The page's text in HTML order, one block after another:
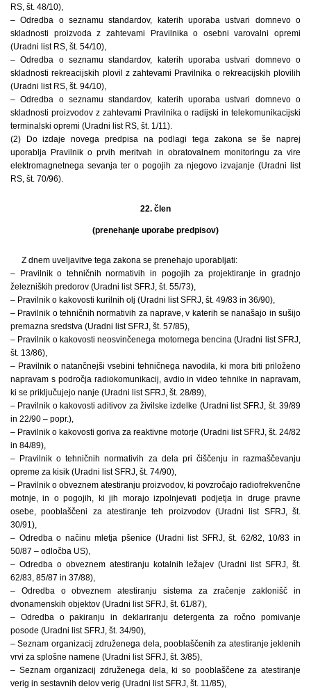
RS, št. 48/10),
– Odredba o seznamu standardov, katerih uporaba ustvari domnevo o
skladnosti proizvoda z zahtevami Pravilnika o osebni varovalni opremi
(Uradni list RS, št. 54/10),
– Odredba o seznamu standardov, katerih uporaba ustvari domnevo o
skladnosti rekreacijskih plovil z zahtevami Pravilnika o rekreacijskih plovilih
(Uradni list RS, št. 94/10),
– Odredba o seznamu standardov, katerih uporaba ustvari domnevo o
skladnosti proizvodov z zahtevami Pravilnika o radijski in telekomunikacijski
terminalski opremi (Uradni list RS, št. 1/11).
(2) Do izdaje novega predpisa na podlagi tega zakona se še naprej
uporablja Pravilnik o prvih meritvah in obratovalnem monitoringu za vire
elektromagnetnega sevanja ter o pogojih za njegovo izvajanje (Uradni list
RS, št. 70/96).
22. člen
(prenehanje uporabe predpisov)
Z dnem uveljavitve tega zakona se prenehajo uporabljati:
– Pravilnik o tehničnih normativih in pogojih za projektiranje in gradnjo
železniških predorov (Uradni list SFRJ, št. 55/73),
– Pravilnik o kakovosti kurilnih olj (Uradni list SFRJ, št. 49/83 in 36/90),
– Pravilnik o tehničnih normativih za naprave, v katerih se nanašajo in sušijo
premazna sredstva (Uradni list SFRJ, št. 57/85),
– Pravilnik o kakovosti neosvinčenega motornega bencina (Uradni list SFRJ,
št. 13/86),
– Pravilnik o natančnejši vsebini tehničnega navodila, ki mora biti priloženo
napravam s področja radiokomunikacij, avdio in video tehnike in napravam,
ki se priključujejo nanje (Uradni list SFRJ, št. 28/89),
– Pravilnik o kakovosti aditivov za živilske izdelke (Uradni list SFRJ, št. 39/89
in 22/90 – popr.),
– Pravilnik o kakovosti goriva za reaktivne motorje (Uradni list SFRJ, št. 24/82
in 84/89),
– Pravilnik o tehničnih normativih za dela pri čiščenju in razmaščevanju
opreme za kisik (Uradni list SFRJ, št. 74/90),
– Pravilnik o obveznem atestiranju proizvodov, ki povzročajo radiofrekvenčne
motnje, in o pogojih, ki jih morajo izpolnjevati podjetja in druge pravne
osebe, pooblaščeni za atestiranje teh proizvodov (Uradni list SFRJ, št.
30/91),
– Odredba o načinu mletja pšenice (Uradni list SFRJ, št. 62/82, 10/83 in
50/87 – odločba US),
– Odredba o obveznem atestiranju kotalnih ležajev (Uradni list SFRJ, št.
62/83, 85/87 in 37/88),
– Odredba o obveznem atestiranju sistema za zračenje zaklonišč in
dvonamenskih objektov (Uradni list SFRJ, št. 61/87),
– Odredba o pakiranju in deklariranju detergenta za ročno pomivanje
posode (Uradni list SFRJ, št. 34/90),
– Seznam organizacij združenega dela, pooblaščenih za atestiranje jeklenih
vrvi za splošne namene (Uradni list SFRJ, št. 3/85),
– Seznam organizacij združenega dela, ki so pooblaščene za atestiranje
verig in sestavnih delov verig (Uradni list SFRJ, št. 11/85),